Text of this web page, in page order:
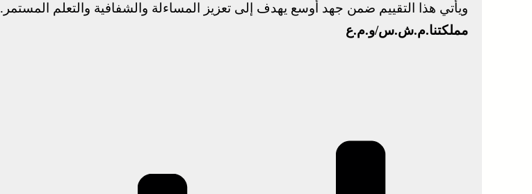
ويأتي هذا التقييم ضمن جهد أوسع يهدف إلى تعزيز المساءلة والشفافية والتعلم المستمر.
مملكتنا.م.ش.س/و.م.ع